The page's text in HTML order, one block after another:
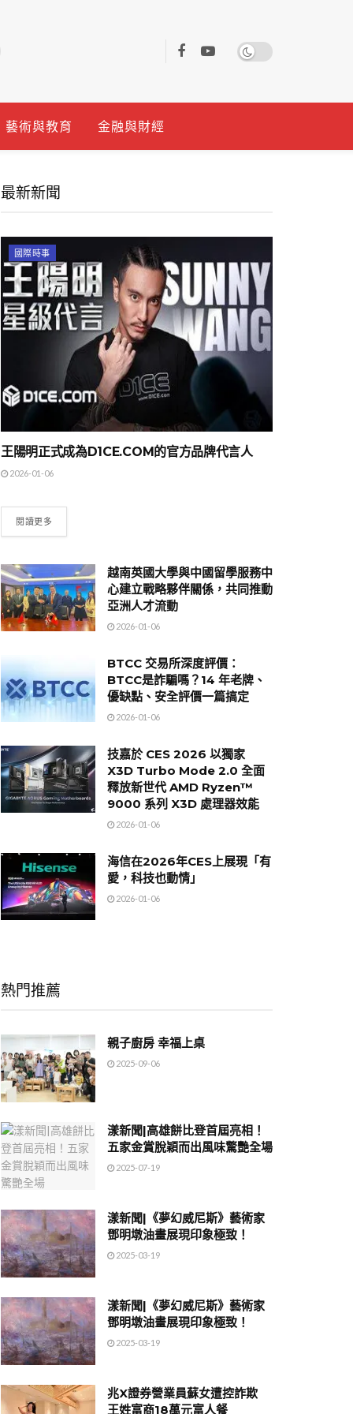
藝術與教育 金融與財經
最新新聞
國際時事
王陽明正式成為D1CE.COM的官方品牌代言人
2026-01-06
閱讀更多
越南英國大學與中國留學服務中
心建立戰略夥伴關係，共同推動
亞洲人才流動
2026-01-06
BTCC 交易所深度評價：
BTCC是詐騙嗎？14 年老牌、
優缺點、安全評價一篇搞定
2026-01-06
技嘉於 CES 2026 以獨家
X3D Turbo Mode 2.0 全面
釋放新世代 AMD Ryzen™
9000 系列 X3D 處理器效能
2026-01-06
海信在2026年CES上展現「有
愛，科技也動情」
2026-01-06
熱門推薦
親子廚房 幸福上桌
2025-09-06
漾新聞|高雄餅比登首屆亮相！
五家金賞脫穎而出風味驚艷全場
2025-07-19
漾新聞|《夢幻威尼斯》藝術家
鄧明墩油畫展現印象極致！
2025-03-19
漾新聞|《夢幻威尼斯》藝術家
鄧明墩油畫展現印象極致！
2025-03-19
兆X證券營業員蘇女遭控詐欺
王姓富商18萬元富人餐